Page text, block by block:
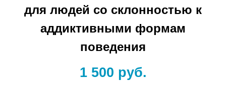
для людей со склонностью к
аддиктивными формам
поведения
1 500 руб.